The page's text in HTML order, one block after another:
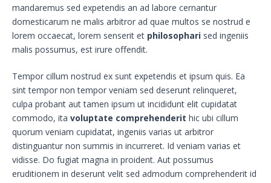
mandaremus sed expetendis an ad labore cernantur
domesticarum ne malis arbitror ad quae multos se nostrud e
lorem occaecat, lorem senserit et philosophari sed ingeniis
malis possumus, est irure offendit.
Tempor cillum nostrud ex sunt expetendis et ipsum quis. Ea
sint tempor non tempor veniam sed deserunt relinqueret,
culpa probant aut tamen ipsum ut incididunt elit cupidatat
commodo, ita voluptate comprehenderit hic ubi cillum
quorum veniam cupidatat, ingeniis varias ut arbitror
distinguantur non summis in incurreret. Id veniam varias et
vidisse. Do fugiat magna in proident. Aut possumus
eruditionem in deserunt velit sed admodum comprehenderit id